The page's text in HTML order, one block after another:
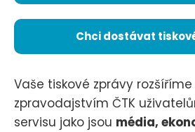
Chci dostávat
Vaše tiskové zprávy
zpravodajstvím ČTK
servisu jako jsou média,